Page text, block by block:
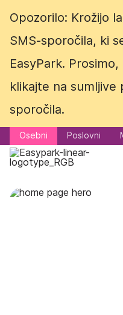
Opozorilo: Krožijo
SMS-sporočila, ki
EasyPark.
klikajte na sumljive
sporočila.
Osebni Poslovni
Opozorilo: Krožijo
SMS-sporočila, ki
EasyPark.
klikajte na sumljive
sporočila.
Osebni Poslovni